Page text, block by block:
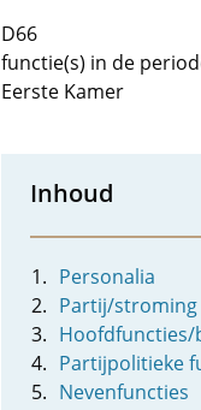
D66
functie(s) in de
Eerste Kamer
Inhoud
Personalia
Partij/stroming
Hoofdfuncties/
Partijpolitieke
Nevenfuncties